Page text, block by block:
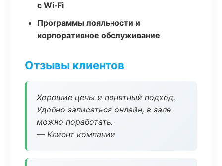
с Wi‑Fi
Программы лояльности и
корпоративное обслуживание
Отзывы клиентов
Хорошие цены и понятный подход.
Удобно записаться онлайн, в зале
можно поработать.
— Клиент компании